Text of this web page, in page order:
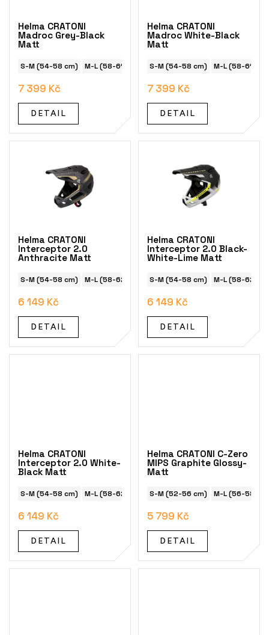
Helma CRATONI
Madroc Grey-Black
Matt
S-M (54-58 cm) M-L (58-61 cm)
7 399 Kč
DETAIL
Helma CRATONI
Madroc White-Black
Matt
S-M (54-58 cm) M-L (58-61 cm)
7 399 Kč
DETAIL
Helma CRATONI
Interceptor 2.0
Anthracite Matt
S-M (54-58 cm) M-L (58-62 cm)
6 149 Kč
DETAIL
Helma CRATONI
Interceptor 2.0 Black-
White-Lime Matt
S-M (54-58 cm) M-L (58-62
6 149 Kč
DETAIL
Helma CRATONI
Interceptor 2.0 White-
Black Matt
S-M (54-58 cm) M-L (58-62 cm)
6 149 Kč
DETAIL
Helma CRATONI C-Zero
MIPS Graphite Glossy-
Matt
S-M (52-56 cm) M-L (56-58
5 799 Kč
DETAIL